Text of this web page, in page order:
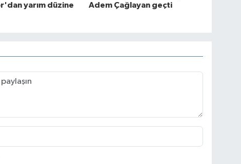
yarım düzine
Adem Çağlayan geçti